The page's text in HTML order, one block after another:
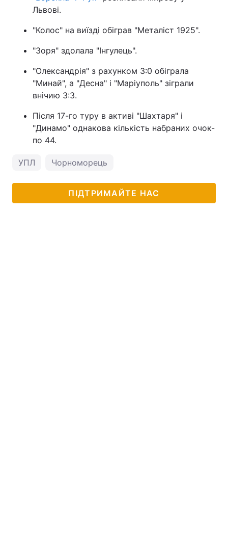
Львові.
"Колос" на виїзді обіграв "Металіст 1925".
"Зоря" здолала "Інгулець".
"Олександрія" з рахунком 3:0 обіграла
"Минай", а "Десна" і "Маріуполь" зіграли
внічию 3:3.
Після 17-го туру в активі "Шахтаря" і
"Динамо" однакова кількість набраних очок-
по 44.
УПЛ Чорноморець
ПІДТРИМАЙТЕ НАС